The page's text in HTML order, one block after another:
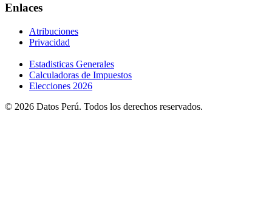
Enlaces
Atribuciones
Privacidad
Estadisticas Generales
Calculadoras de Impuestos
Elecciones 2026
© 2026 Datos Perú. Todos los derechos reservados.